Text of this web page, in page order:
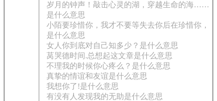
岁月的钟声！敲击心灵的湖，穿越生命的海……
是什么意思
小陌要珍惜你，我才不要等失去你后在珍惜你，
是什么意思
女人你到底对自己知多少？是什么意思
莴哭德时间.总想起这文章是什么意思
不理我的时候你心疼么？是什么意思
真挚的情谊和友谊是什么意思
我想你了!是什么意思
有没有人发现我的无助是什么意思